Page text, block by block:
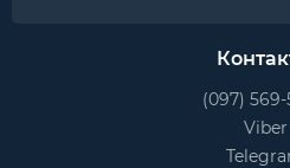
(097) 569-
Viber